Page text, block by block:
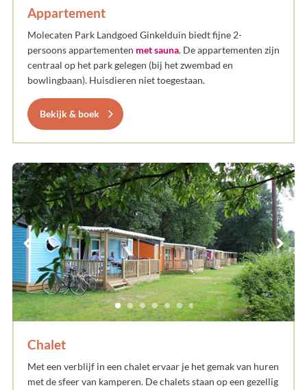
Appartement
Molecaten Park Landgoed Ginkelduin biedt fijne 2-
persoons appartementen met sauna. De appartementen zijn
centraal op het park gelegen (bij het zwembad en
bowlingbaan). Huisdieren niet toegestaan.
Bekijk & boek
Chalet
Met een verblijf in een chalet ervaar je het gemak van huren
met de sfeer van kamperen. De chalets staan op een gezellig